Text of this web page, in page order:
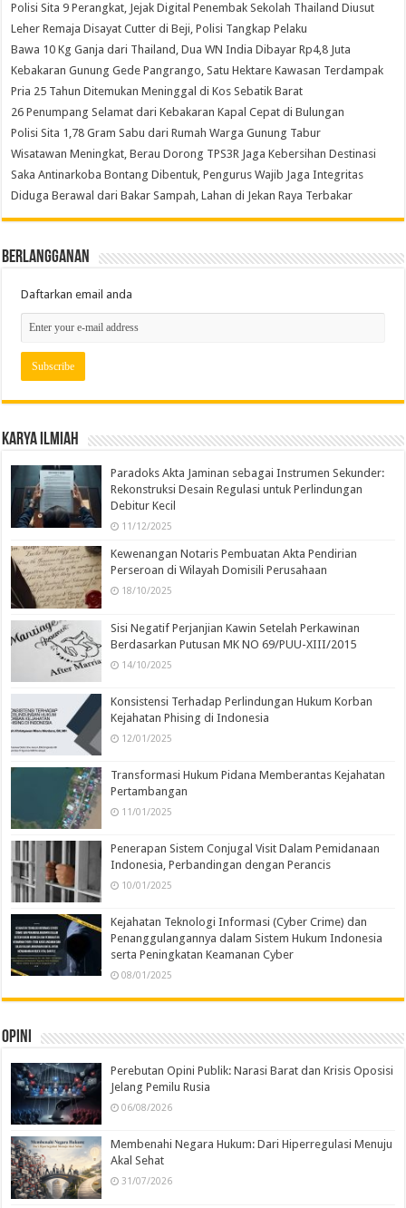
Polisi Sita 9 Perangkat, Jejak Digital Penembak Sekolah Thailand Diusut
Leher Remaja Disayat Cutter di Beji, Polisi Tangkap Pelaku
Bawa 10 Kg Ganja dari Thailand, Dua WN India Dibayar Rp4,8 Juta
Kebakaran Gunung Gede Pangrango, Satu Hektare Kawasan Terdampak
Pria 25 Tahun Ditemukan Meninggal di Kos Sebatik Barat
26 Penumpang Selamat dari Kebakaran Kapal Cepat di Bulungan
Polisi Sita 1,78 Gram Sabu dari Rumah Warga Gunung Tabur
Wisatawan Meningkat, Berau Dorong TPS3R Jaga Kebersihan Destinasi
Saka Antinarkoba Bontang Dibentuk, Pengurus Wajib Jaga Integritas
Diduga Berawal dari Bakar Sampah, Lahan di Jekan Raya Terbakar
Berlangganan
Daftarkan email anda
Karya Ilmiah
Paradoks Akta Jaminan sebagai Instrumen Sekunder:
Rekonstruksi Desain Regulasi untuk Perlindungan
Debitur Kecil
11/12/2025
Kewenangan Notaris Pembuatan Akta Pendirian
Perseroan di Wilayah Domisili Perusahaan
18/10/2025
Sisi Negatif Perjanjian Kawin Setelah Perkawinan
Berdasarkan Putusan MK NO 69/PUU-XIII/2015
14/10/2025
Konsistensi Terhadap Perlindungan Hukum Korban
Kejahatan Phising di Indonesia
12/01/2025
Transformasi Hukum Pidana Memberantas Kejahatan
Pertambangan
11/01/2025
Penerapan Sistem Conjugal Visit Dalam Pemidanaan
Indonesia, Perbandingan dengan Perancis
10/01/2025
Kejahatan Teknologi Informasi (Cyber Crime) dan
Penanggulangannya dalam Sistem Hukum Indonesia
serta Peningkatan Keamanan Cyber
08/01/2025
Opini
Perebutan Opini Publik: Narasi Barat dan Krisis Oposisi
Jelang Pemilu Rusia
06/08/2026
Membenahi Negara Hukum: Dari Hiperregulasi Menuju
Akal Sehat
31/07/2026